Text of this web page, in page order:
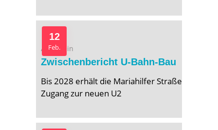
12
Feb.
Allgemein
Zwischenbericht U-Bahn-Bau
Bis 2028 erhält die Mariahilfer Straße
Zugang zur neuen U2